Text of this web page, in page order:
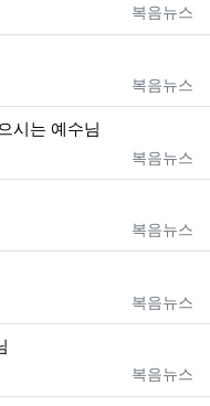
등록자
복음뉴스
등록자
복음뉴스
시는 예수님
등록자
복음뉴스
등록자
복음뉴스
등록자
복음뉴스
등록자
복음뉴스